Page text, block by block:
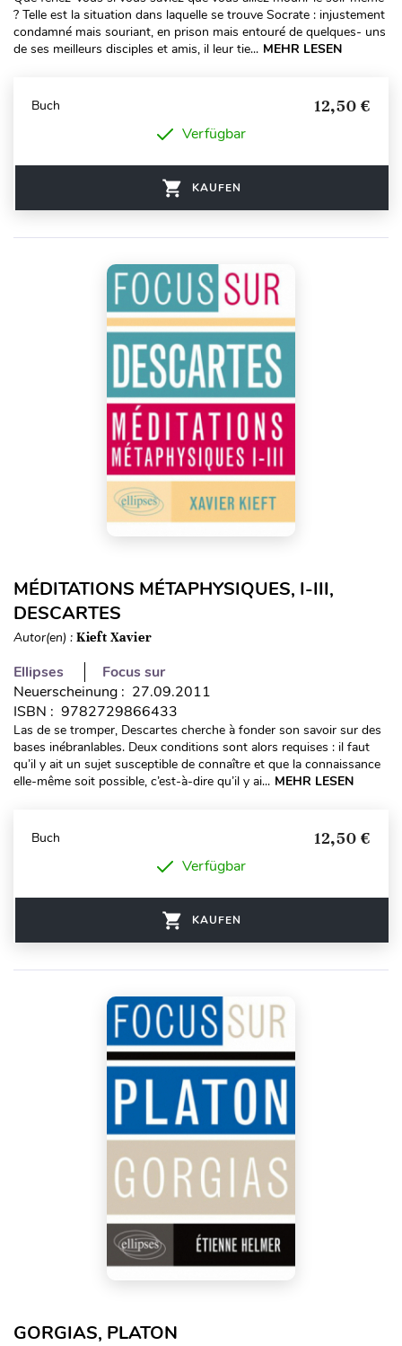
? Telle est la situation dans laquelle se trouve Socrate : injustement
condamné mais souriant, en prison mais entouré de quelques- uns
de ses meilleurs disciples et amis, il leur tie... MEHR LESEN
Buch 12,50 €
Verfügbar
KAUFEN
MÉDITATIONS MÉTAPHYSIQUES, I-III,
DESCARTES
Autor(en) : Kieft Xavier
Ellipses
Focus sur
Neuerscheinung : 27.09.2011
ISBN : 9782729866433
Las de se tromper, Descartes cherche à fonder son savoir sur des
bases inébranlables. Deux conditions sont alors requises : il faut
qu’il y ait un sujet susceptible de connaître et que la connaissance
elle-même soit possible, c’est-à-dire qu’il y ai... MEHR LESEN
Buch 12,50 €
Verfügbar
KAUFEN
GORGIAS, PLATON